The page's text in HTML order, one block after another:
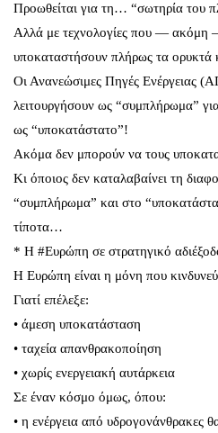
Προωθείται για τη… “σωτηρία του
Αλλά με τεχνολογίες που — ακόμη
υποκαταστήσουν πλήρως τα ορυκτά
Οι Ανανεώσιμες Πηγές Ενέργειας
λειτουργήσουν ως “συμπλήρωμα”
ως “υποκατάστατο”!
Ακόμα δεν μπορούν να τους
Κι όποιος δεν καταλαβαίνει τη
“συμπλήρωμα” και στο
τίποτα…
* Η #Ευρώπη σε στρατηγικό
Η Ευρώπη είναι η μόνη που
Γιατί επέλεξε:
• άμεση υποκατάσταση
• ταχεία απανθρακοποίηση
• χωρίς ενεργειακή αυτάρκεια
Σε έναν κόσμο όμως, όπου:
• η ενέργεια από υδρογονάνθρακες